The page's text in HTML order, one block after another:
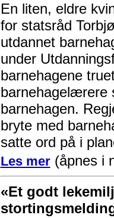
En liten, eldre
for statsråd
utdannet
under
barnehagene
barnehagelærere
barnehagen.
bryte med
satte ord på i
Les mer(åpnes i
«Et godt